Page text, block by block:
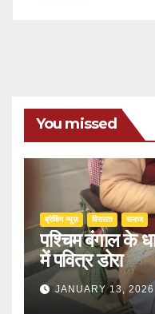
You missed
ब्रेकिंग न्यूज़ ‍‍विरासत समाज
पश्चिम बंगाल के
में पवित्र डोरा
JANUARY 13,